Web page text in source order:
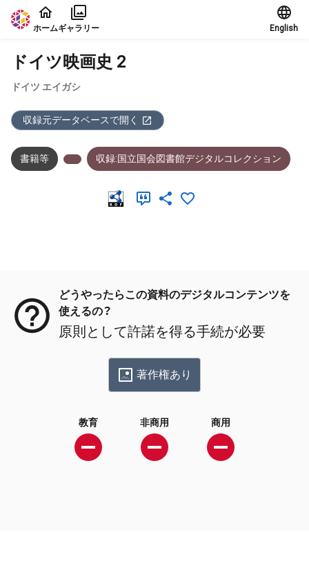
本文に飛ぶ
ホームギャラリー English
ドイツ映画史 2
ドイツ エイガシ
収録元データベースで開く
書籍等 収録:国立国会図書館デジタルコレクション
どうやったらこの資料のデジタルコンテンツを
使えるの？
原則として許諾を得る手続が必要
著作権あり
教育 非商用 商用